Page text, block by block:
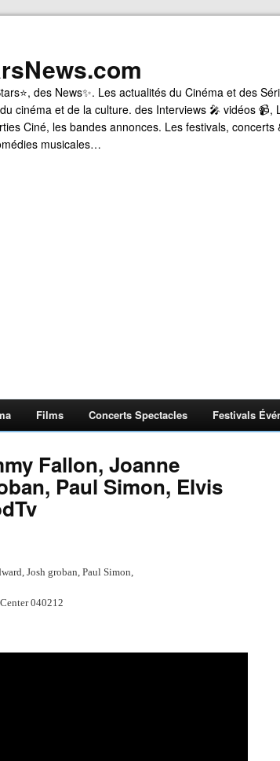
des News✨. Les actualités du Cinéma et des
cinéma et de la culture. des Interviews 🎤 vidéos 📹,
Ciné, les bandes annonces. Les festivals, concerts
musicales…
Films Concerts Spectacles Festivals
Fallon, Joanne
Paul Simon, Elvis
Josh groban, Paul Simon,
040212